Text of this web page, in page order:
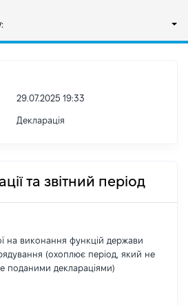
29.07.2025 19:33
Декларація
та звітний період
на виконання функцій держави
(охоплює період, який не
поданими деклараціями)